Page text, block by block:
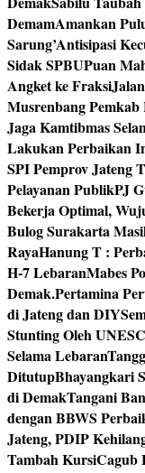
DemamAmankan
Sarung’Antisipasi
Sidak SPBUPuan
Angket ke Fraksi
Musrenbang Pemkab
Jaga Kamtibmas
Lakukan Perbaikan
SPI Pemprov Jateng
Pelayanan PublikPJ
Bekerja Optimal,
Bulog Surakarta
RayaHanung T :
H-7 LebaranMabes
Demak.Pertamina
di Jateng dan DIY
Stunting Oleh
Selama Lebaran
DitutupBhayangkari
di DemakTangani
dengan BBWS
Jateng, PDIP
Tambah KursiCagub